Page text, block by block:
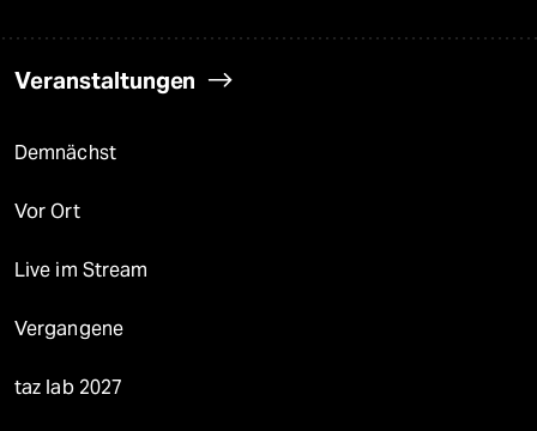
Veranstaltungen
Demnächst
Vor Ort
Live im Stream
Vergangene
taz lab 2027